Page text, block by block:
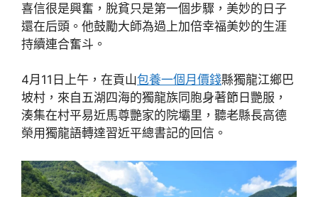
喜信很是興奮，脫貧只是第一個步驟，美妙的日子
還在后頭。他鼓勵大師為過上加倍幸福美妙的生涯
持續連合奮斗。
4月11日上午，在貢山包養一個月價錢縣獨龍江鄉巴
坡村，來自五湖四海的獨龍族同胞身著節日艷服，
湊集在村平易近馬尊艷家的院壩里，聽老縣長高德
榮用獨龍語轉達習近平總書記的回信。